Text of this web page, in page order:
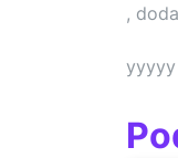
,
yyyyy